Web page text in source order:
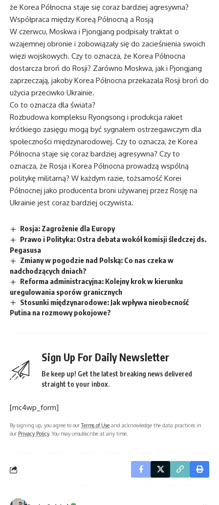
że Korea Północna staje się coraz bardziej agresywna?
Współpraca między Koreą Północną a Rosją
W czerwcu, Moskwa i Pjongjang podpisały traktat o
wzajemnej obronie i zobowiązały się do zacieśnienia swoich
więzi wojskowych. Czy to oznacza, że Korea Północna
dostarcza broń do Rosji? Zarówno Moskwa, jak i Pjongjang
zaprzeczają, jakoby Korea Północna przekazała Rosji broń do
użycia przeciwko Ukrainie.
Co to oznacza dla świata?
Rozbudowa kompleksu Ryongsong i produkcja rakiet
krótkiego zasięgu mogą być sygnałem ostrzegawczym dla
społeczności międzynarodowej. Czy to oznacza, że Korea
Północna staje się coraz bardziej agresywna? Czy to
oznacza, że Rosja i Korea Północna prowadzą wspólną
politykę militarną? W każdym razie, tożsamość Korei
Północnej jako producenta broni używanej przez Rosję na
Ukrainie jest coraz bardziej oczywista.
Rosja: Zagrożenie dla Europy
Prawo i Polityka: Ostra debata wokół komisji śledczej ds.
Pegasusa
Zmiany w pogodzie nad Polską: Co nas czeka w
nadchodzących dniach?
Reforma administracyjna: Kolejny krok w kierunku
uregulowania sporów granicznych
Stosunki międzynarodowe: Jak wpływa nieobecność
Putina na rozmowy pokojowe?
Sign Up For Daily Newsletter
Be keep up! Get the latest breaking news delivered
straight to your inbox.
[mc4wp_form]
By signing up, you agree to ourTerms of Use and acknowledge the data practices in
our Privacy Policy. You may unsubscribe at any time.